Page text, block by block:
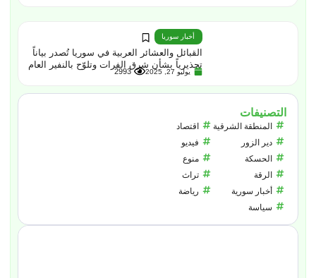
أخبار سوريا
القبائل والعشائر العربية في سوريا تُصدر بياناً
تحذيرياً بشأن شرق الفرات وتلوّح بالنفير العام
يوليو 27, 2025 2993
التصنيفات
المنطقة الشرقية
دير الزور
الحسكة
الرقة
أخبار سورية
سياسة
اقتصاد
فيديو
منوع
تراث
رياضة